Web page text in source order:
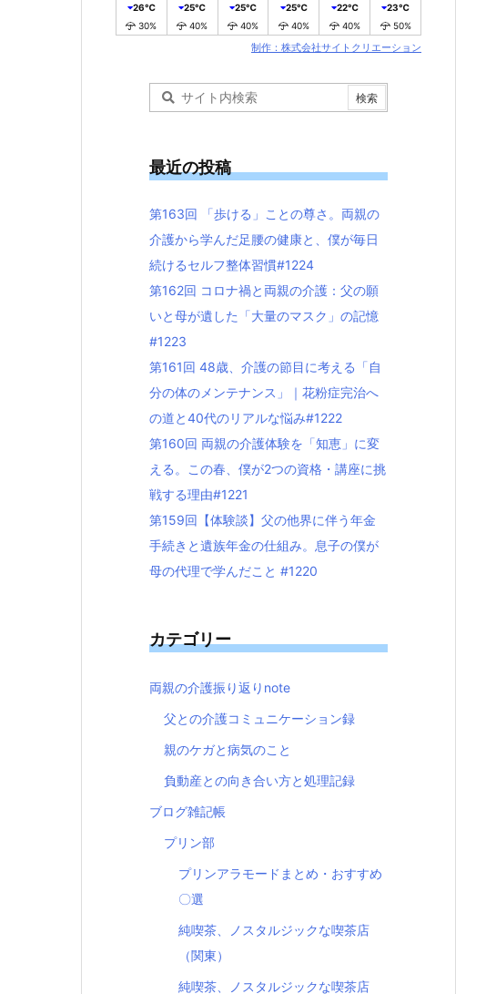
26℃
30%
25℃
40%
25℃
40%
25℃
40%
22℃
40%
23℃
50%
制作：株式会社サイトクリエーション
最近の投稿
第163回 「歩ける」ことの尊さ。両親の
介護から学んだ足腰の健康と、僕が毎日
続けるセルフ整体習慣#1224
第162回 コロナ禍と両親の介護：父の願
いと母が遺した「大量のマスク」の記憶
#1223
第161回 48歳、介護の節目に考える「自
分の体のメンテナンス」｜花粉症完治へ
の道と40代のリアルな悩み#1222
第160回 両親の介護体験を「知恵」に変
える。この春、僕が2つの資格・講座に挑
戦する理由#1221
第159回【体験談】父の他界に伴う年金
手続きと遺族年金の仕組み。息子の僕が
母の代理で学んだこと #1220
カテゴリー
両親の介護振り返りnote
父との介護コミュニケーション録
親のケガと病気のこと
負動産との向き合い方と処理記録
ブログ雑記帳
プリン部
プリンアラモードまとめ・おすすめ
〇選
純喫茶、ノスタルジックな喫茶店
（関東）
純喫茶、ノスタルジックな喫茶店